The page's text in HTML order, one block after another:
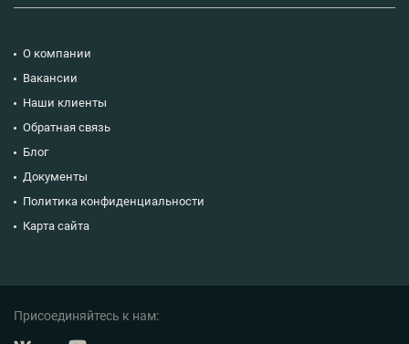
О компании
Вакансии
Наши клиенты
Обратная связь
Блог
Документы
Политика конфиденциальности
Карта сайта
Присоединяйтесь к нам: